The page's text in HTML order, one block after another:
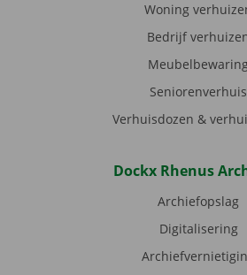
Woning
Bedrijf
Seniorenverhuis
Verhuisdozen &
Dockx Rhenus
Archiefopslag
Digitalisering